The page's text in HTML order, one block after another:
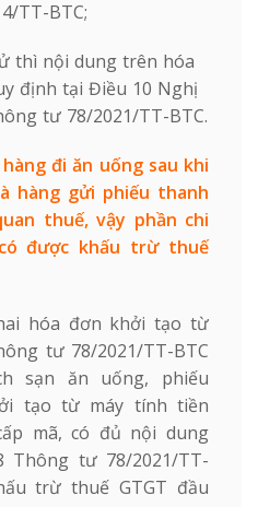
TT-BTC;
thì nội dung trên hóa
định tại Điều 10 Nghị
tư 78/2021/TT-BTC.
đi ăn uống sau khi
hàng gửi phiếu thanh
thuế, vậy phần chi
được khấu trừ thuế
hóa đơn khởi tạo từ
tư 78/2021/TT-BTC
sạn ăn uống, phiếu
tạo từ máy tính tiền
mã, có đủ nội dung
tư 78/2021/TT-
trừ thuế GTGT đầu